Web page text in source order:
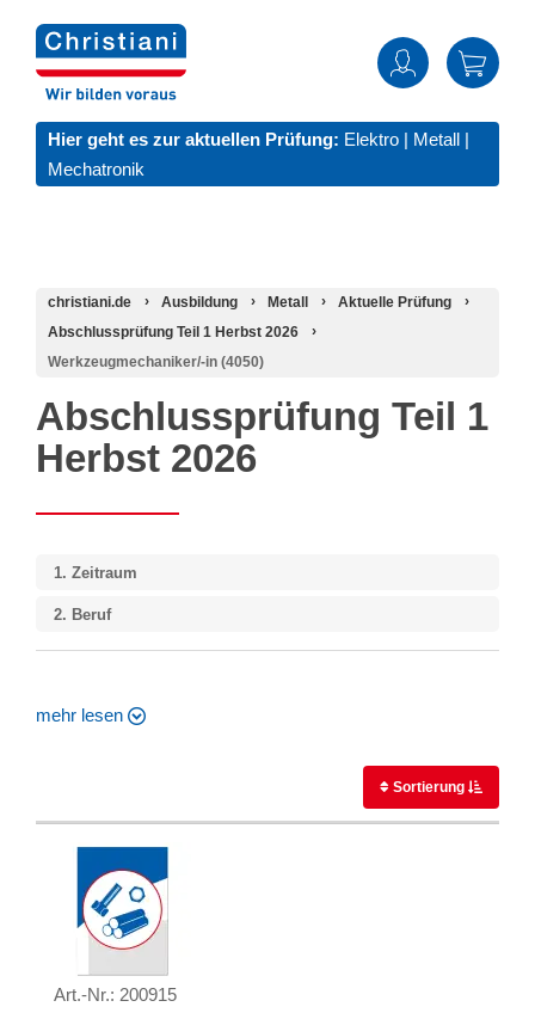
Hier geht es zur aktuellen Prüfung: Elektro | Metall |
Mechatronik
christiani.de Ausbildung Metall
Aktuelle Prüfung
Abschlussprüfung Teil 1 Herbst 2026
Werkzeugmechaniker/-in (4050)
Abschlussprüfung Teil 1
Herbst 2026
1. Zeitraum
2. Beruf
mehr lesen
Sortierung
Art.-Nr.: 200915